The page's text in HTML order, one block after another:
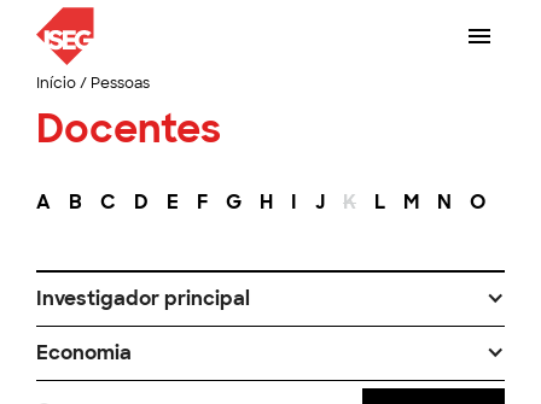
Início/ Pessoas
Docentes
A B C D E F G H I J K L M N O
Investigador principal
Economia